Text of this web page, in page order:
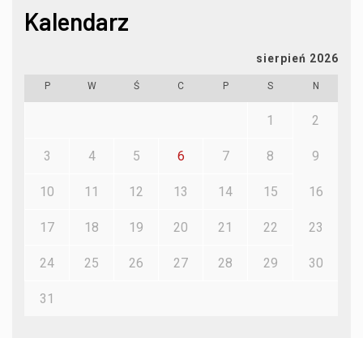
Kalendarz
sierpień 2026
P W Ś C P S N
1 2
3 4 5 6 7 8 9
10 11 12 13 14 15 16
17 18 19 20 21 22 23
24 25 26 27 28 29 30
31